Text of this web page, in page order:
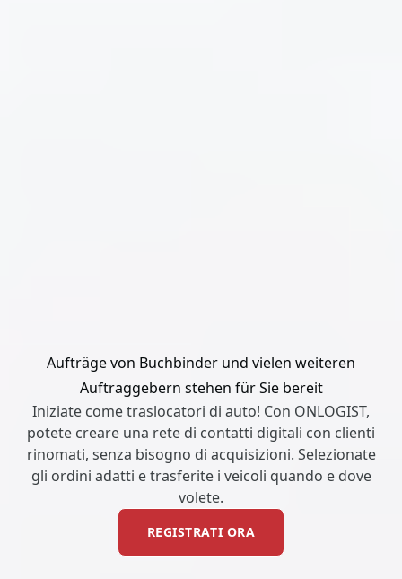
Aufträge von Buchbinder und vielen weiteren
Auftraggebern stehen für Sie bereit
Iniziate come traslocatori di auto! Con ONLOGIST,
potete creare una rete di contatti digitali con clienti
rinomati, senza bisogno di acquisizioni. Selezionate
gli ordini adatti e trasferite i veicoli quando e dove
volete.
REGISTRATI ORA